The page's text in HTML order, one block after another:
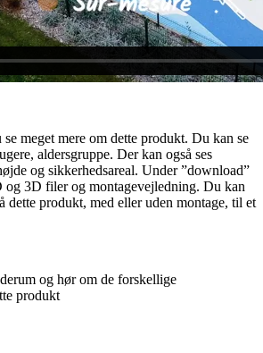
meget mere om dette produkt. Du kan se
aldersgruppe. Der kan også ses
og sikkerhedsareal. Under ”download”
og 3D filer og montagevejledning. Du kan
dette produkt, med eller uden montage, til et
og hør om de forskellige
produkt